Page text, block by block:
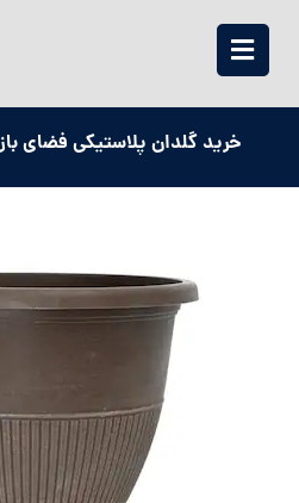
خرید گلدان پلاستیکی فضای